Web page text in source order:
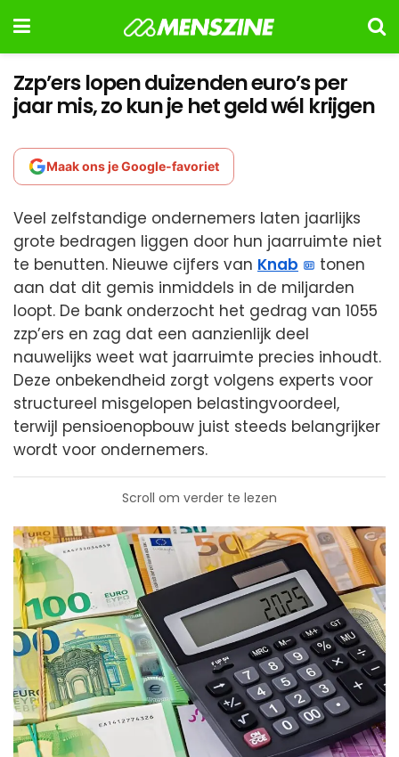
Zzp’ers lopen duizenden euro’s per
jaar mis, zo kun je het geld wél krijgen
Maak ons je Google-favoriet
Veel zelfstandige ondernemers laten jaarlijks
grote bedragen liggen door hun jaarruimte niet
te benutten. Nieuwe cijfers van Knab
tonen
aan dat dit gemis inmiddels in de miljarden
loopt. De bank onderzocht het gedrag van 1055
zzp’ers en zag dat een aanzienlijk deel
nauwelijks weet wat jaarruimte precies inhoudt.
Deze onbekendheid zorgt volgens experts voor
structureel misgelopen belastingvoordeel,
terwijl pensioenopbouw juist steeds belangrijker
wordt voor ondernemers.
Scroll om verder te lezen